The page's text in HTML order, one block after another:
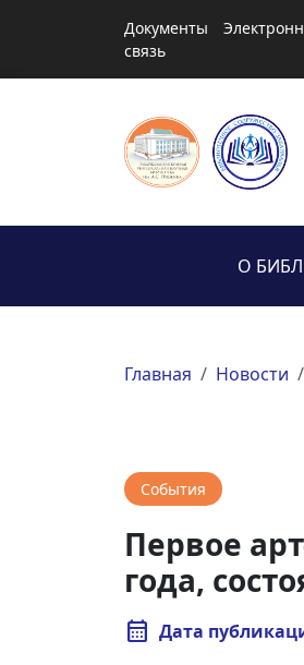
Документы
связь
О
Главная Новости
События
Первое
года,
calendar_month Дата